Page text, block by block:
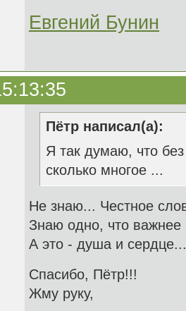
Евгений Бунин
Пётр написал(а):
Я так думаю, что без
сколько многое ...
Не знаю... Честное
Знаю одно, что важнее
А это - душа и сердце...
Спасибо,
Жму руку,